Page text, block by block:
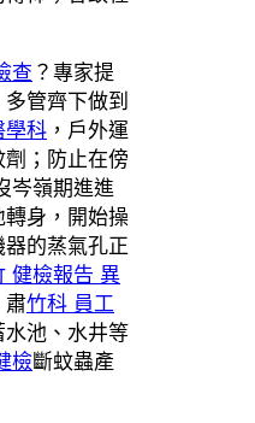
查 ？專家提
管齊下做到
學科 ，戶外運
；防止在傍
岑嶺期進進
身，開始操
的蒸氣孔正
健檢報告 異
肅竹科 員工
池、水井等
檢斷蚊蟲產